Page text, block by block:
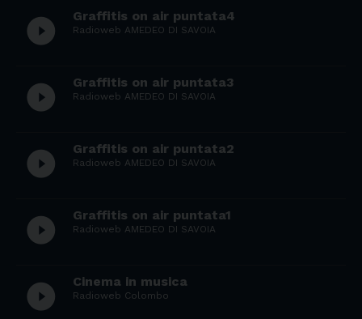
play_circle_filled Graffitis on air puntata4
Radioweb AMEDEO DI SAVOIA
play_circle_filled Graffitis on air puntata3
Radioweb AMEDEO DI SAVOIA
play_circle_filled Graffitis on air puntata2
Radioweb AMEDEO DI SAVOIA
play_circle_filled Graffitis on air puntata1
Radioweb AMEDEO DI SAVOIA
play_circle_filled Cinema in musica
Radioweb Colombo